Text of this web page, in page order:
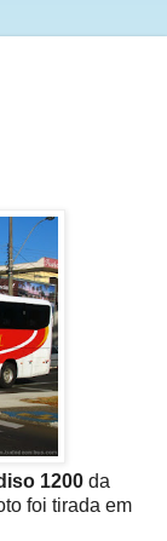
1200 da
foi tirada em